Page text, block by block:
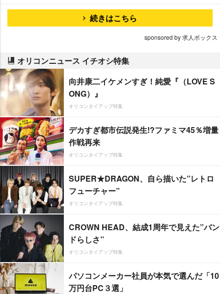
続きはこちら
sponsored by 求人ボックス
オリコンニュース イチオシ特集
向井康二イケメンすぎ！純愛『（LOVE S
ONG）』
オリコンタイアップ特集
デカすぎ都市伝説発生!?ファミマ45％増量
作戦再来
オリコンタイアップ特集
SUPER★DRAGON、自ら描いた”レトロ
フューチャー”
オリコンタイアップ特集
CROWN HEAD、結成1周年で見えた”バン
ドらしさ”
オリコンタイアップ特集
パソコンメーカー社員が本気で選んだ「10
万円台PC３選」